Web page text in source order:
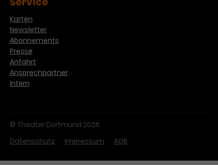
Karten
Newsletter
Abonnements
Presse
Anfahrt
Ansprechpartner
Intern
© Theater Dortmund 2026
Datenschutz
Impressum AGB